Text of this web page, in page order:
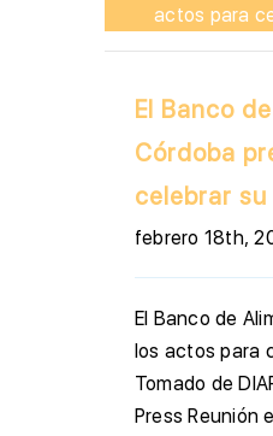
actos para
El Banco
Córdoba
celebrar
febrero 18th,
El Banco de
los actos para
Tomado de
Press Reunión